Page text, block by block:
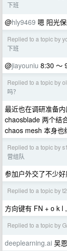
下班
@hly9469 嗯 阳光
Replied to a topic by
下班
@jiayouniu 8:30 ～
Replied to a topic by
吗？
最近也在调研准备
chaosblade 两个结
chaos mesh 本身也
Replied to a topic by
营组队
参加户外交了不少好
Replied to a topic by
方向键有 FN + o k l
Replied to a topic by
deeplearning.ai 吴